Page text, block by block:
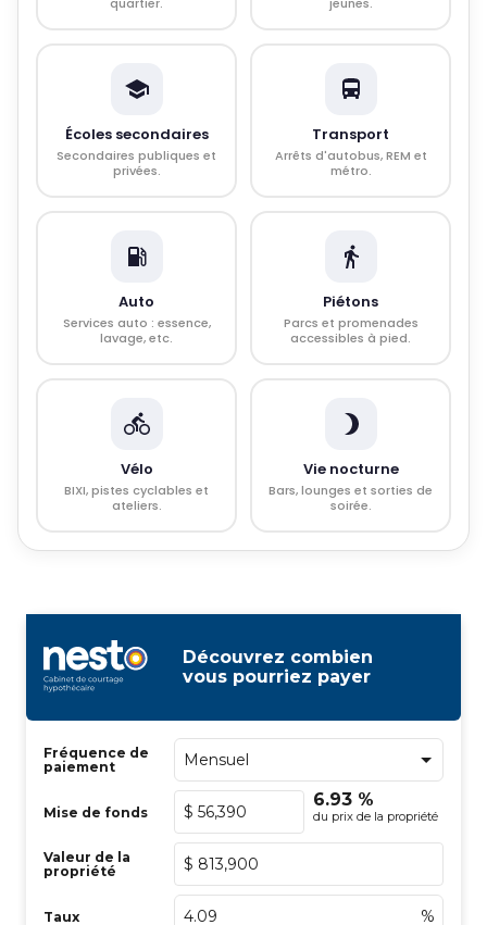
Écoles secondaires
Secondaires publiques et
privées.
Transport
Arrêts d'autobus, REM et
métro.
Auto
Services auto : essence,
lavage, etc.
Piétons
Parcs et promenades
accessibles à pied.
Vélo
BIXI, pistes cyclables et
ateliers.
Vie nocturne
Bars, lounges et sorties de
soirée.